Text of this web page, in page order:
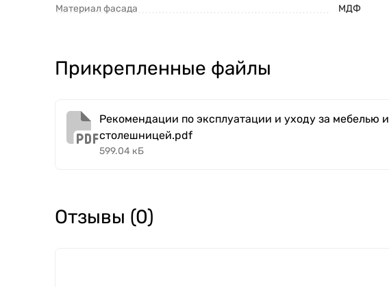
Материал фасада МДФ
Прикрепленные файлы
Рекомендации по эксплуатации и уходу за мебелью и
столешницей.pdf
599.04 кБ
Отзывы (0)